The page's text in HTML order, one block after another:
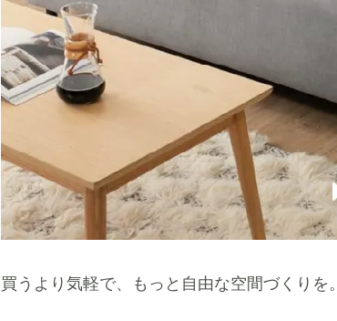
買うより気軽で、もっと自由な空間づくりを。